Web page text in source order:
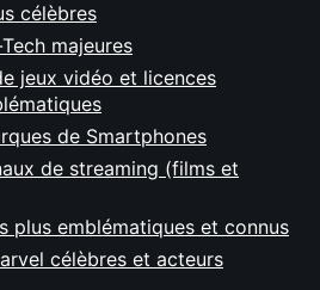
célèbres
majeures
jeux vidéo et licences
de Smartphones
de streaming (films et
plus emblématiques et connus
célèbres et acteurs